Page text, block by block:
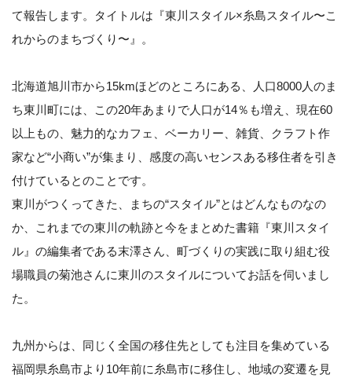
て報告します。タイトルは『東川スタイル×糸島スタイル〜こ
れからのまちづくり〜』。
北海道旭川市から15kmほどのところにある、人口8000人のま
ち東川町には、この20年あまりで人口が14％も増え、現在60
以上もの、魅力的なカフェ、ベーカリー、雑貨、クラフト作
家など“小商い”が集まり、感度の高いセンスある移住者を引き
付けているとのことです。
東川がつくってきた、まちの“スタイル”とはどんなものなの
か、これまでの東川の軌跡と今をまとめた書籍『東川スタイ
ル』の編集者である末澤さん、町づくりの実践に取り組む役
場職員の菊池さんに東川のスタイルについてお話を伺いまし
た。
九州からは、同じく全国の移住先としても注目を集めている
福岡県糸島市より10年前に糸島市に移住し、地域の変遷を見